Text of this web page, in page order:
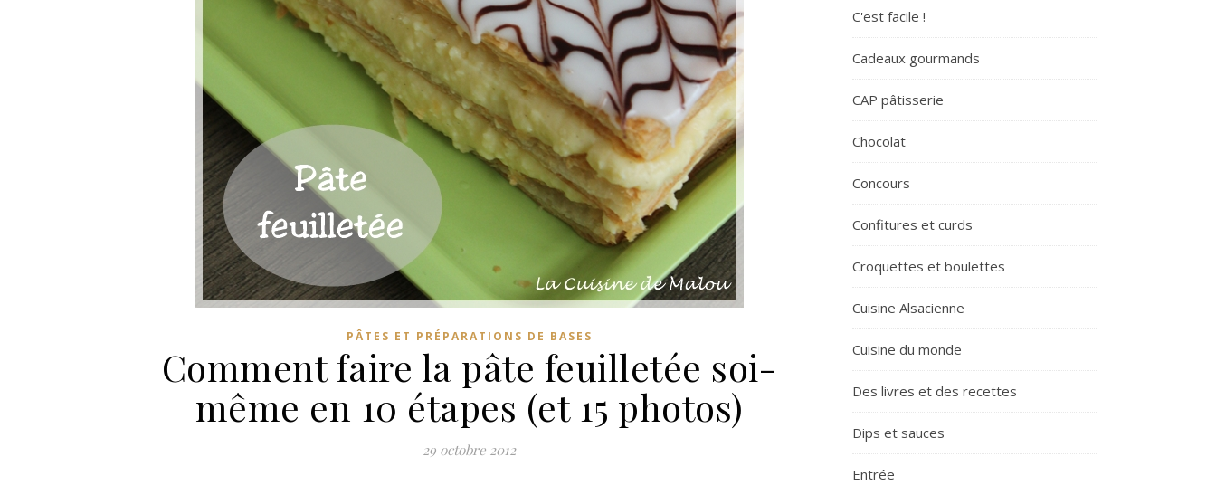
PÂTES ET PRÉPARATIONS DE BASES
Comment faire la pâte feuilletée soi-
même en 10 étapes (et 15 photos)
29 octobre 2012
C'est facile !
Cadeaux gourmands
CAP pâtisserie
Chocolat
Concours
Confitures et curds
Croquettes et boulettes
Cuisine Alsacienne
Cuisine du monde
Des livres et des recettes
Dips et sauces
Entrée